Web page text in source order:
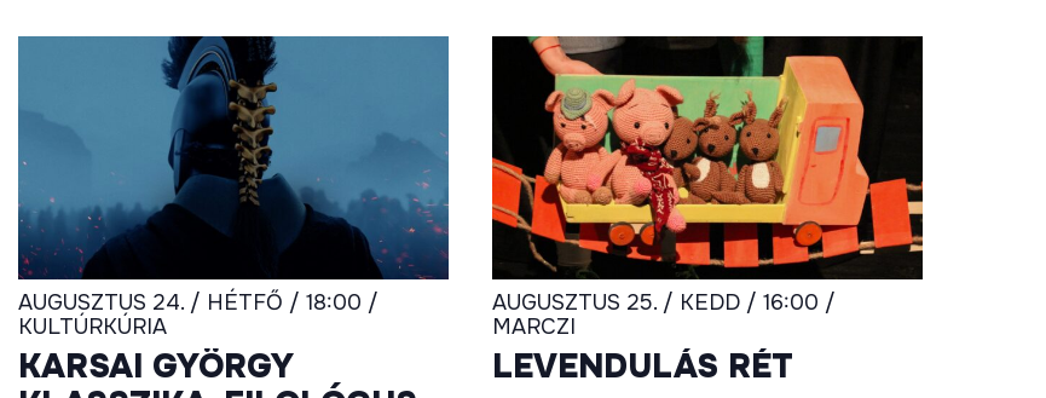
AUGUSZTUS 24. / HÉTFŐ / 18:00 /
KULTÚRKÚRIA
KARSAI GYÖRGY
AUGUSZTUS 25. / KEDD / 16:00 /
MARCZI
LEVENDULÁS RÉT